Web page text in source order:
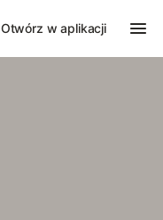
Otwórz w aplikacji